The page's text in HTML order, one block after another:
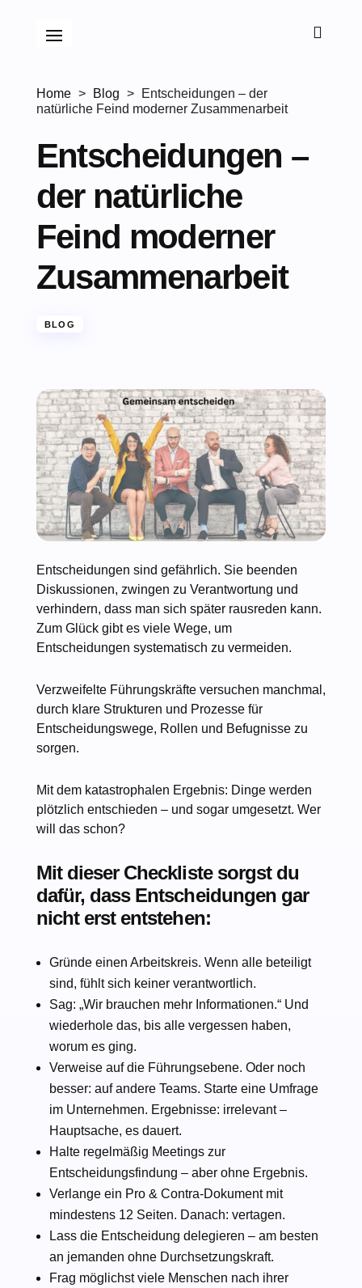

Home > Blog >
Entscheidungen – der
natürliche Feind moderner Zusammenarbeit
Entscheidungen –
der natürliche
Feind moderner
Zusammenarbeit
BLOG
Entscheidungen sind gefährlich. Sie beenden
Diskussionen, zwingen zu Verantwortung und
verhindern, dass man sich später rausreden kann.
Zum Glück gibt es viele Wege, um
Entscheidungen systematisch zu vermeiden.
Verzweifelte Führungskräfte versuchen manchmal,
durch klare Strukturen und Prozesse für
Entscheidungswege, Rollen und Befugnisse zu
sorgen.
Mit dem katastrophalen Ergebnis: Dinge werden
plötzlich entschieden – und sogar umgesetzt. Wer
will das schon?
Mit dieser Checkliste sorgst du
dafür, dass Entscheidungen gar
nicht erst entstehen:
Gründe einen Arbeitskreis. Wenn alle beteiligt
sind, fühlt sich keiner verantwortlich.
Sag: „Wir brauchen mehr Informationen.“ Und
wiederhole das, bis alle vergessen haben,
worum es ging.
Verweise auf die Führungsebene. Oder noch
besser: auf andere Teams. Starte eine Umfrage
im Unternehmen. Ergebnisse: irrelevant –
Hauptsache, es dauert.
Halte regelmäßig Meetings zur
Entscheidungsfindung – aber ohne Ergebnis.
Verlange ein Pro & Contra-Dokument mit
mindestens 12 Seiten. Danach: vertagen.
Lass die Entscheidung delegieren – am besten
an jemanden ohne Durchsetzungskraft.
Frag möglichst viele Menschen nach ihrer